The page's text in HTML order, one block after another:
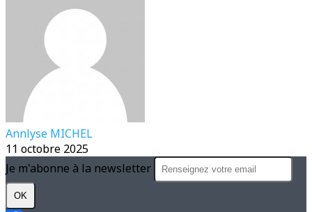
Annlyse MICHEL
11 octobre 2025
Je m'abonne à la newsletter
OK